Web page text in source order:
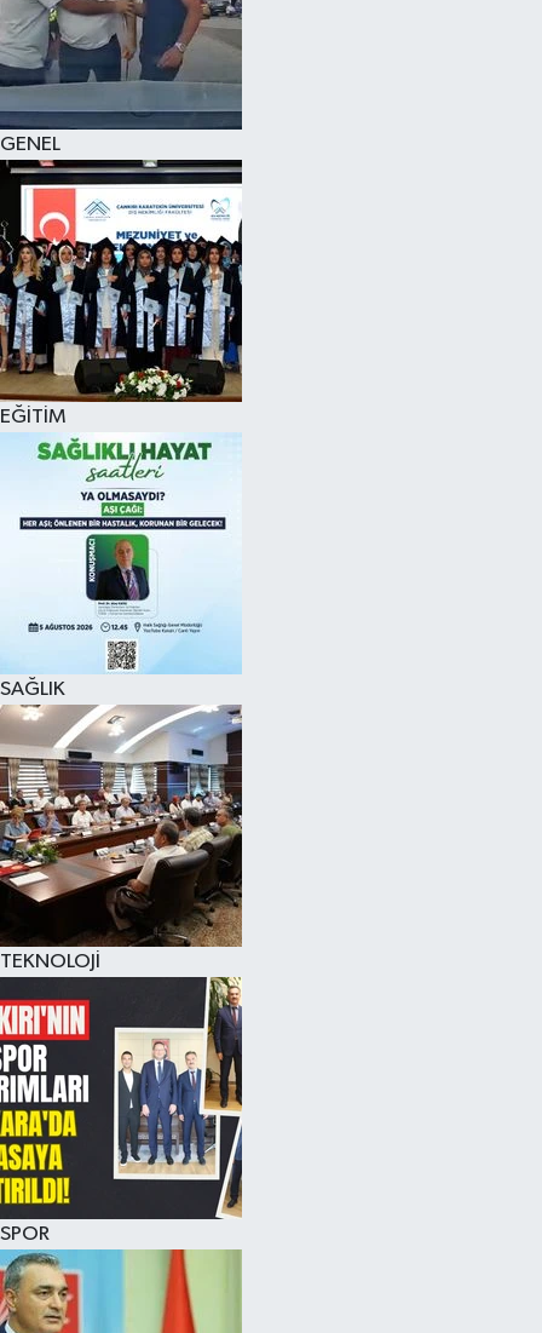
GENEL
EĞİTİM
SAĞLIK
TEKNOLOJİ
SPOR
KÜLTÜR SANAT
SAĞLIK
SİYASET
SPOR
TEKNOLOJİ
VİZYONDAKİLER
YAŞAM